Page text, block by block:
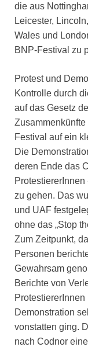
die aus
Leicester,
Wales und
BNP-Festival zu
Protest und
Kontrolle durch
auf das Gesetz
Festival auf ein
Die
deren Ende das
zu gehen. Das
und UAF
ohne das „Stop
Zum Zeitpunkt,
Personen
Gewahrsam
Berichte von
Demonstration
vonstatten ging.
nach Codnor